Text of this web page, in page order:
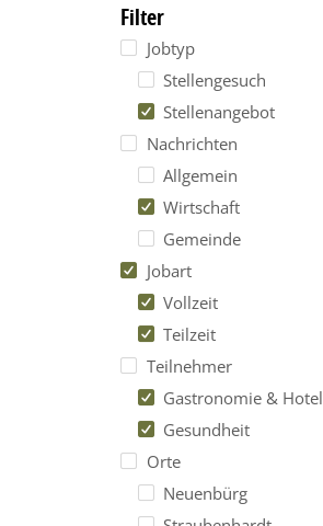
Filter
Jobtyp
Stellengesuch
Stellenangebot
Nachrichten
Allgemein
Wirtschaft
Gemeinde
Jobart
Vollzeit
Teilzeit
Teilnehmer
Gastronomie & Hotel
Gesundheit
Orte
Neuenbürg